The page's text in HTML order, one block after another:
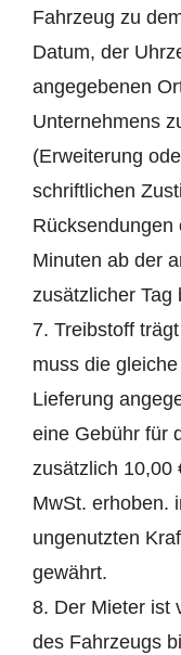
Fahrzeug zu
Datum, der
angegebenen
Unternehmens
(Erweiterung
schriftlichen
Rücksendungen
Minuten ab der
zusätzlicher Tag
7. Treibstoff
muss die
Lieferung
eine Gebühr für
zusätzlich 10,00
MwSt. erhoben.
ungenutzten
gewährt.
8. Der Mieter ist
des Fahrzeugs